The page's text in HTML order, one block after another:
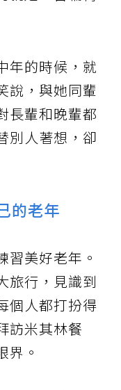
年的時候，就
說，與她同輩
長輩和晚輩都
別人著想，卻
的老年
習美好老年。
旅行，見識到
個人都打扮得
訪米其林餐
界。